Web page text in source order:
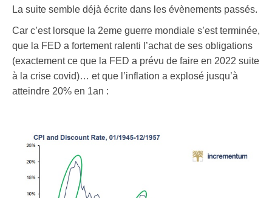
La suite semble déjà écrite dans les évènements passés.
Car c’est lorsque la 2eme guerre mondiale s’est terminée,
que la FED a fortement ralenti l’achat de ses obligations
(exactement ce que la FED a prévu de faire en 2022 suite
à la crise covid)… et que l’inflation a explosé jusqu’à
atteindre 20% en 1an :